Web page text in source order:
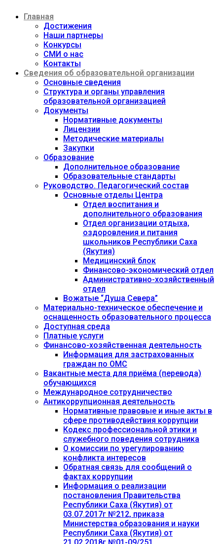
содержимому
Главная
Достижения
Наши партнеры
Конкурсы
СМИ о нас
Контакты
Сведения об образовательной организации
Основные сведения
Структура и органы управления
образовательной организацией
Документы
Нормативные документы
Лицензии
Методические материалы
Закупки
Образование
Дополнительное образование
Образовательные стандарты
Руководство. Педагогический состав
Основные отделы Центра
Отдел воспитания и
дополнительного образования
Отдел организации отдыха,
оздоровления и питания
школьников Республики Саха
(Якутия)
Медицинский блок
Финансово-экономический отдел
Административно-хозяйственный
отдел
Вожатые “Душа Севера”
Материально-техническое обеспечение и
оснащенность образовательного процесса
Доступная среда
Платные услуги
Финансово-хозяйственная деятельность
Информация для застрахованных
граждан по ОМС
Вакантные места для приёма (перевода)
обучающихся
Международное сотрудничество
Антикоррупционная деятельность
Нормативные правовые и иные акты в
сфере противодействия коррупции
Кодекс профессиональной этики и
служебного поведения сотрудника
О комиссии по урегулированию
конфликта интересов
Обратная связь для сообщений о
фактах коррупции
Информация о реализации
постановления Правительства
Республики Саха (Якутия) от
03.07.2017г №212, приказа
Министерства образования и науки
Республики Саха (Якутия) от